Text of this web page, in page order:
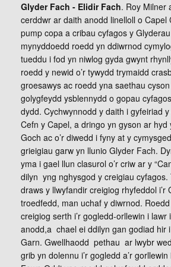
Glyder Fach - Elidir Fach. Roy Milner
cerddwr ar daith anodd linelloll o Capel
pump copa a cribau cyfagos y
mynyddoedd roedd yn ddiwrnod
tueddu i fod yn niwlog gyda gwynt
roedd y newid o’r tywydd trymaidd
groesawys ac roedd yna saethau
golygfeydd ysblennydd o gopau
dydd. Cychwynnodd y daith i gyfeiriad
Cefn y Capel, a dringo yn gyson ar hyd
Goch ac o’r diwedd i fyny at y
grieigiau garw yn llunio Glyder Fach.
yma i gael llun clasurol o’r criw ar y
dilyn yng nghysgod y creigiau cyfagos.
draws y llwyfandir creigiog rhyfeddol i’r
troedfedd, man uchaf y diwrnod.
creigiog serth i’r gogledd-orllewin i lawr
anodd,a chael ei ddilyn gan godiad hir
Garn. Gwellhaodd pethau ar lwybr
grib yn dolennu i’r gogledd a’r